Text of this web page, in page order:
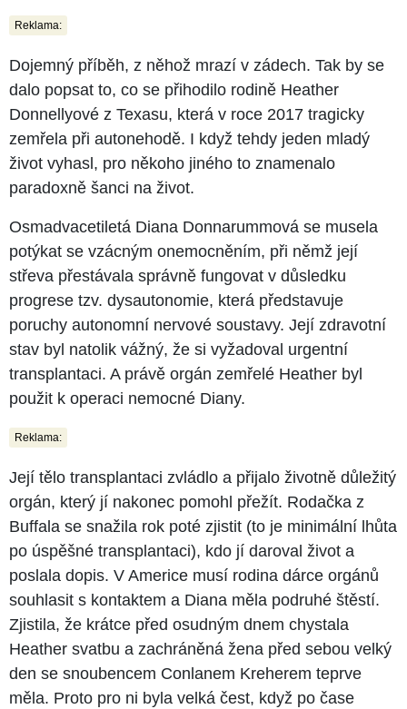
Reklama:
Dojemný příběh, z něhož mrazí v zádech. Tak by se
dalo popsat to, co se přihodilo rodině Heather
Donnellyové z Texasu, která v roce 2017 tragicky
zemřela při autonehodě. I když tehdy jeden mladý
život vyhasl, pro někoho jiného to znamenalo
paradoxně šanci na život.
Osmadvacetiletá Diana Donnarummová se musela
potýkat se vzácným onemocněním, při němž její
střeva přestávala správně fungovat v důsledku
progrese tzv. dysautonomie, která představuje
poruchy autonomní nervové soustavy. Její zdravotní
stav byl natolik vážný, že si vyžadoval urgentní
transplantaci. A právě orgán zemřelé Heather byl
použit k operaci nemocné Diany.
Reklama:
Její tělo transplantaci zvládlo a přijalo životně důležitý
orgán, který jí nakonec pomohl přežít. Rodačka z
Buffala se snažila rok poté zjistit (to je minimální lhůta
po úspěšné transplantaci), kdo jí daroval život a
poslala dopis. V Americe musí rodina dárce orgánů
souhlasit s kontaktem a Diana měla podruhé štěstí.
Zjistila, že krátce před osudným dnem chystala
Heather svatbu a zachráněná žena před sebou velký
den se snoubencem Conlanem Kreherem teprve
měla. Proto pro ni byla velká čest, když po čase